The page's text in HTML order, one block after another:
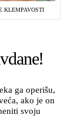
KLEMPAVOSTI
ga operišu,
ako je on
svoju